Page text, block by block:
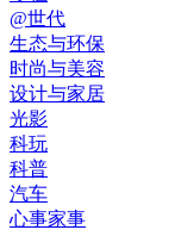
@世代
生态与环保
时尚与美容
设计与家居
光影
科玩
科普
汽车
心事家事